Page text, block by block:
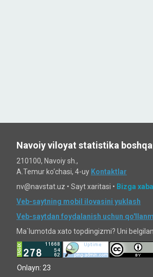
Navoiy viloyat statistika
210100, Navoiy sh.,
A.Temur ko‘chаsi, 4-uy Kontaktlar
nv@navstat.uz • Sayt xaritasi • Bizga
Veb-saytning mobil ilovasini yuklash
Veb-saytdan foydalanish uchun
Ma`lumotda xato topdingizmi? Uni
Onlayn: 23